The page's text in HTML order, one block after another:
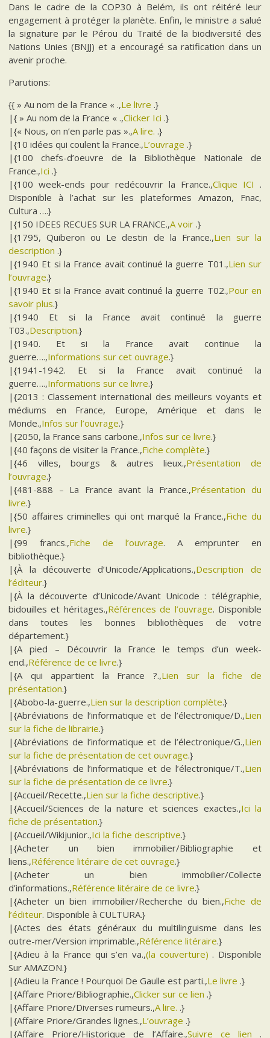
Dans le cadre de la COP30 à Belém, ils ont réitéré leur
engagement à protéger la planète. Enfin, le ministre a salué
la signature par le Pérou du Traité de la biodiversité des
Nations Unies (BNJJ) et a encouragé sa ratification dans un
avenir proche.
Parutions:
{{ » Au nom de la France « .,Le livre .}
|{ » Au nom de la France « .,Clicker Ici .}
|{« Nous, on n’en parle pas ».,A lire. .}
|{10 idées qui coulent la France.,L’ouvrage .}
|{100 chefs-d’oeuvre de la Bibliothèque Nationale de
France.,Ici .}
|{100 week-ends pour redécouvrir la France.,Clique ICI .
Disponible à l’achat sur les plateformes Amazon, Fnac,
Cultura ….}
|{150 IDEES RECUES SUR LA FRANCE.,A voir .}
|{1795, Quiberon ou Le destin de la France.,Lien sur la
description .}
|{1940 Et si la France avait continué la guerre T01.,Lien sur
l’ouvrage.}
|{1940 Et si la France avait continué la guerre T02.,Pour en
savoir plus.}
|{1940 Et si la France avait continué la guerre
T03.,Description.}
|{1940. Et si la France avait continue la
guerre….,Informations sur cet ouvrage.}
|{1941-1942. Et si la France avait continué la
guerre….,Informations sur ce livre.}
|{2013 : Classement international des meilleurs voyants et
médiums en France, Europe, Amérique et dans le
Monde.,Infos sur l’ouvrage.}
|{2050, la France sans carbone.,Infos sur ce livre.}
|{40 façons de visiter la France.,Fiche complète.}
|{46 villes, bourgs & autres lieux.,Présentation de
l’ouvrage.}
|{481-888 – La France avant la France.,Présentation du
livre.}
|{50 affaires criminelles qui ont marqué la France.,Fiche du
livre.}
|{99 francs.,Fiche de l’ouvrage. A emprunter en
bibliothèque.}
|{À la découverte d’Unicode/Applications.,Description de
l’éditeur.}
|{À la découverte d’Unicode/Avant Unicode : télégraphie,
bidouilles et héritages.,Références de l’ouvrage. Disponible
dans toutes les bonnes bibliothèques de votre
département.}
|{A pied – Découvrir la France le temps d’un week-
end.,Référence de ce livre.}
|{A qui appartient la France ?.,Lien sur la fiche de
présentation.}
|{Abobo-la-guerre.,Lien sur la description complète.}
|{Abréviations de l’informatique et de l’électronique/D.,Lien
sur la fiche de librairie.}
|{Abréviations de l’informatique et de l’électronique/G.,Lien
sur la fiche de présentation de cet ouvrage.}
|{Abréviations de l’informatique et de l’électronique/T.,Lien
sur la fiche de présentation de ce livre.}
|{Accueil/Recette.,Lien sur la fiche descriptive.}
|{Accueil/Sciences de la nature et sciences exactes.,Ici la
fiche de présentation.}
|{Accueil/Wikijunior.,Ici la fiche descriptive.}
|{Acheter un bien immobilier/Bibliographie et
liens.,Référence litéraire de cet ouvrage.}
|{Acheter un bien immobilier/Collecte
d’informations.,Référence litéraire de ce livre.}
|{Acheter un bien immobilier/Recherche du bien.,Fiche de
l’éditeur. Disponible à CULTURA.}
|{Actes des états généraux du multilinguisme dans les
outre-mer/Version imprimable.,Référence litéraire.}
|{Adieu à la France qui s’en va.,(la couverture) . Disponible
Sur AMAZON.}
|{Adieu la France ! Pourquoi De Gaulle est parti.,Le livre .}
|{Affaire Priore/Bibliographie.,Clicker sur ce lien .}
|{Affaire Priore/Diverses rumeurs.,A lire. .}
|{Affaire Priore/Grandes lignes.,L’ouvrage .}
|{Affaire Priore/Historique de l’Affaire.,Suivre ce lien .